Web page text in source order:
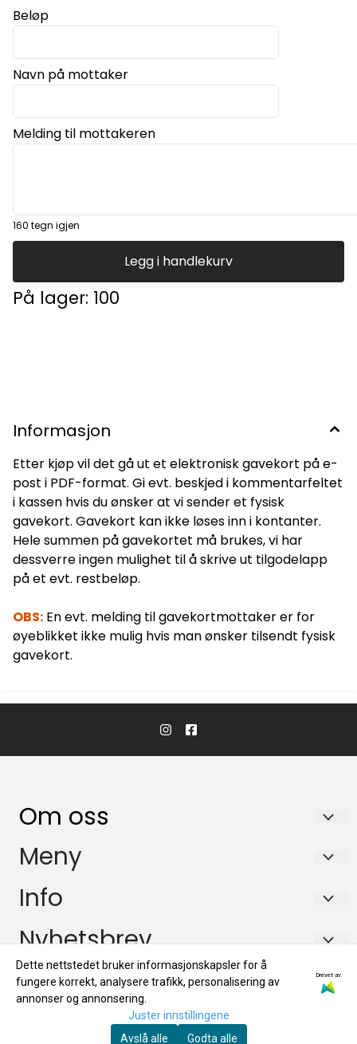
Beløp
Navn på mottaker
Melding til mottakeren
160 tegn igjen
Legg i handlekurv
På lager: 100
Informasjon
Etter kjøp vil det gå ut et elektronisk gavekort på e-
post i PDF-format. Gi evt. beskjed i kommentarfeltet
i kassen hvis du ønsker at vi sender et fysisk
gavekort. Gavekort kan ikke løses inn i kontanter.
Hele summen på gavekortet må brukes, vi har
dessverre ingen mulighet til å skrive ut tilgodelapp
på et evt. restbeløp.
OBS: En evt. melding til gavekortmottaker er for
øyeblikket ikke mulig hvis man ønsker tilsendt fysisk
gavekort.
Om oss
KikkertSpesialisten AS
Ingvald Ystgaards veg 15
7047 Trondheim
Org. nr. 971146761
Tlf:72884800
mail@kikkertspesialisten.no
Meny
Salgsbetingelser
Miljøprofil
Info
Salgsbetingelser
Personvern
Miljøprofil
Nyhetsbrev
Registrer deg for å motta nyheter og tilbud!
E-post
Dette nettstedet bruker informasjonskapsler for å
fungere korrekt, analysere trafikk, personalisering av
annonser og annonsering.
Drevet av
Juster innstillingene
Avslå alle
Godta alle